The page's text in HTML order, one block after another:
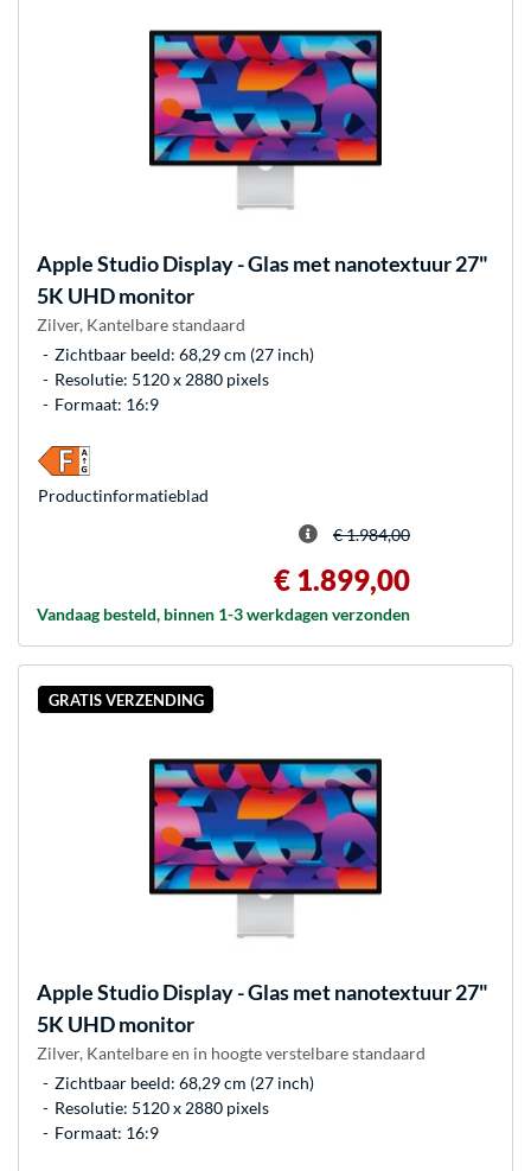
AppleStudio Display - Glas met nanotextuur 27"
5K UHD monitor
Zilver, Kantelbare standaard
Zichtbaar beeld: 68,29 cm (27 inch)
Resolutie: 5120 x 2880 pixels
Formaat: 16:9
€ 1.984,00
€ 1.899,00
Vandaag besteld, binnen 1-3 werkdagen verzonden
Product­informatieblad
GRATIS VERZENDING
AppleStudio Display - Glas met nanotextuur 27"
5K UHD monitor
Zilver, Kantelbare en in hoogte verstelbare standaard
Zichtbaar beeld: 68,29 cm (27 inch)
Resolutie: 5120 x 2880 pixels
Formaat: 16:9